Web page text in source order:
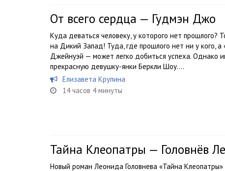
От всего сердца — Гудмэн Джо
Куда деваться человеку, у которого нет прошлого?
на Дикий Запад! Туда, где прошлого нет ни у кого, а
Джейнуэй — может легко добиться успеха. Однако
прекрасную девушку-янки Беркли Шоу....
Елизавета Крупина
14 часов 4 минуты
Тайна Клеопатры — Головнёв
Новый роман Леонида Головнева «Тайна